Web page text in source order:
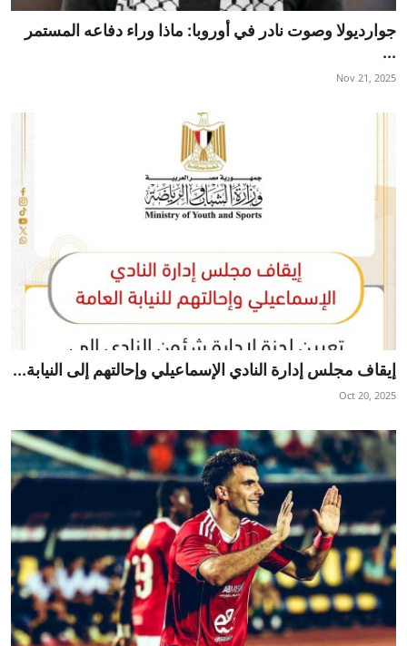
جوارديولا وصوت نادر في أوروبا: ماذا وراء دفاعه المستمر
...
Nov 21, 2025
إيقاف مجلس إدارة النادي الإسماعيلي وإحالتهم إلى النيابة...
Oct 20, 2025